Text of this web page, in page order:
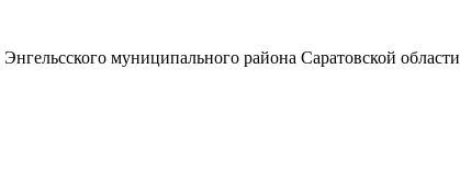
Энгельсского муниципального района Саратовской области